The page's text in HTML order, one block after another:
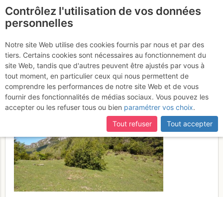
Castillo Mayor : Versant
S
Dimanche 7 mai 2017
Contrôlez l'utilisation de vos données
personnelles
Notre site Web utilise des cookies fournis par nous et par des
tiers. Certains cookies sont nécessaires au fonctionnement du
site Web, tandis que d'autres peuvent être ajustés par vous à
tout moment, en particulier ceux qui nous permettent de
comprendre les performances de notre site Web et de vous
fournir des fonctionnalités de médias sociaux. Vous pouvez les
accepter ou les refuser tous ou bien paramétrer vos choix.
Tout refuser
Tout accepter